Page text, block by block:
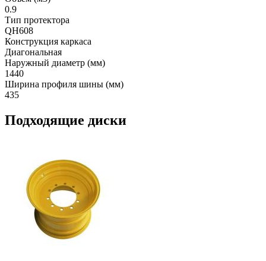
0.9
Тип протектора
QH608
Конструкция каркаса
Диагональная
Наружный диаметр (мм)
1440
Ширина профиля шины (мм)
435
Подходящие диски